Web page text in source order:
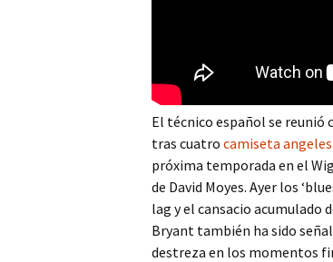
El técnico español se reunió
tras cuatro camiseta
próxima temporada en el
de David Moyes. Ayer los
lag y el cansacio acumulado
Bryant también ha sido
destreza en los momentos